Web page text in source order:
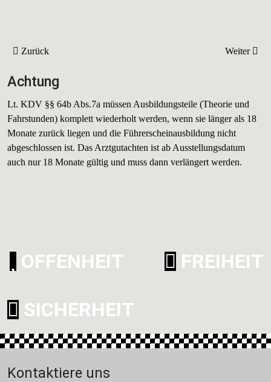
Achtung
Lt. KDV §§ 64b Abs.7a müssen Ausbildungsteile (Theorie und
Fahrstunden) komplett wiederholt werden, wenn sie länger als 18
Monate zurück liegen und die Führerscheinausbildung nicht
abgeschlossen ist. Das Arztgutachten ist ab Ausstellungsdatum
auch nur 18 Monate gültig und muss dann verlängert werden.
Vorheriger Beitrag: Code 111
Zurück Nächster
Weiter
OFFENHEIT FREIHEIT
SICHERHEIT
Kontaktiere uns